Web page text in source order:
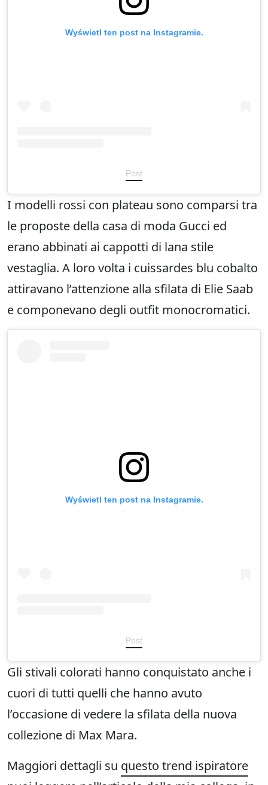
Wyświetl ten post na Instagramie.
Post
I modelli rossi con plateau sono comparsi tra
le proposte della casa di moda Gucci ed
erano abbinati ai cappotti di lana stile
vestaglia. A loro volta i cuissardes blu cobalto
attiravano l’attenzione alla sfilata di Elie Saab
e componevano degli outfit monocromatici.
Wyświetl ten post na Instagramie.
Post
Gli stivali colorati hanno conquistato anche i
cuori di tutti quelli che hanno avuto
l’occasione di vedere la sfilata della nuova
collezione di Max Mara.
Maggiori dettagli su questo trend ispiratore